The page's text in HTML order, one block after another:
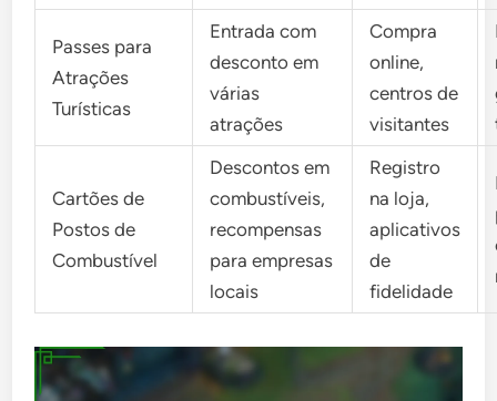
Passes para
Atrações
Turísticas
Entrada com
desconto em
várias
atrações
Compra
online,
centros de
visitantes
Cartões de
Postos de
Combustível
Descontos em
combustíveis,
recompensas
para empresas
locais
Registro
na loja,
aplicativos
de
fidelidade